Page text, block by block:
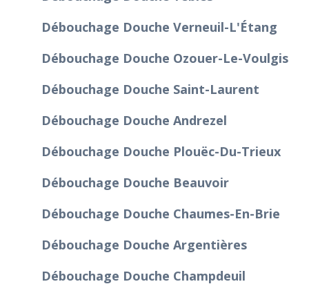
Débouchage Douche Verneuil-L'Étang
Débouchage Douche Ozouer-Le-Voulgis
Débouchage Douche Saint-Laurent
Débouchage Douche Andrezel
Débouchage Douche Plouëc-Du-Trieux
Débouchage Douche Beauvoir
Débouchage Douche Chaumes-En-Brie
Débouchage Douche Argentières
Débouchage Douche Champdeuil